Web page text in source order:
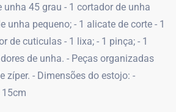
unha 45 grau - 1 cortador de unha
unha pequeno; - 1 alicate de corte - 1
de cuticulas - 1 lixa; - 1 pinça; - 1
de unha. - Peças organizadas
zíper. - Dimensões do estojo: -